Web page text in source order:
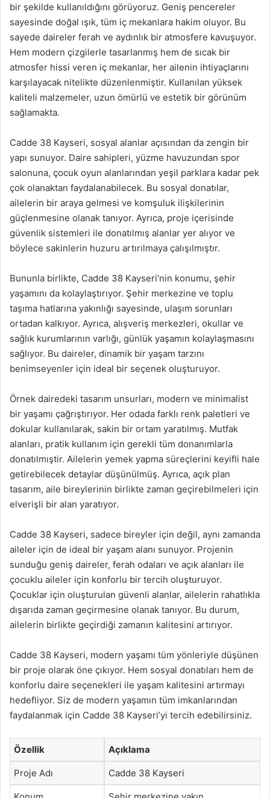
bir şekilde kullanıldığını görüyoruz. Geniş pencereler
sayesinde doğal ışık, tüm iç mekanlara hakim oluyor. Bu
sayede daireler ferah ve aydınlık bir atmosfere kavuşuyor.
Hem modern çizgilerle tasarlanmış hem de sıcak bir
atmosfer hissi veren iç mekanlar, her ailenin ihtiyaçlarını
karşılayacak nitelikte düzenlenmiştir. Kullanılan yüksek
kaliteli malzemeler, uzun ömürlü ve estetik bir görünüm
sağlamakta.
Cadde 38 Kayseri, sosyal alanlar açısından da zengin bir
yapı sunuyor. Daire sahipleri, yüzme havuzundan spor
salonuna, çocuk oyun alanlarından yeşil parklara kadar pek
çok olanaktan faydalanabilecek. Bu sosyal donatılar,
ailelerin bir araya gelmesi ve komşuluk ilişkilerinin
güçlenmesine olanak tanıyor. Ayrıca, proje içerisinde
güvenlik sistemleri ile donatılmış alanlar yer alıyor ve
böylece sakinlerin huzuru artırılmaya çalışılmıştır.
Bununla birlikte, Cadde 38 Kayseri’nin konumu, şehir
yaşamını da kolaylaştırıyor. Şehir merkezine ve toplu
taşıma hatlarına yakınlığı sayesinde, ulaşım sorunları
ortadan kalkıyor. Ayrıca, alışveriş merkezleri, okullar ve
sağlık kurumlarının varlığı, günlük yaşamın kolaylaşmasını
sağlıyor. Bu daireler, dinamik bir yaşam tarzını
benimseyenler için ideal bir seçenek oluşturuyor.
Örnek dairedeki tasarım unsurları, modern ve minimalist
bir yaşamı çağrıştırıyor. Her odada farklı renk paletleri ve
dokular kullanılarak, sakin bir ortam yaratılmış. Mutfak
alanları, pratik kullanım için gerekli tüm donanımlarla
donatılmıştir. Ailelerin yemek yapma süreçlerini keyifli hale
getirebilecek detaylar düşünülmüş. Ayrıca, açık plan
tasarım, aile bireylerinin birlikte zaman geçirebilmeleri için
elverişli bir alan yaratıyor.
Cadde 38 Kayseri, sadece bireyler için değil, aynı zamanda
aileler için de ideal bir yaşam alanı sunuyor. Projenin
sunduğu geniş daireler, ferah odaları ve açık alanları ile
çocuklu aileler için konforlu bir tercih oluşturuyor.
Çocuklar için oluşturulan güvenli alanlar, ailelerin rahatlıkla
dışarıda zaman geçirmesine olanak tanıyor. Bu durum,
ailelerin birlikte geçirdiği zamanın kalitesini artırıyor.
Cadde 38 Kayseri, modern yaşamı tüm yönleriyle düşünen
bir proje olarak öne çıkıyor. Hem sosyal donatıları hem de
konforlu daire seçenekleri ile yaşam kalitesini artırmayı
hedefliyor. Siz de modern yaşamın tüm imkanlarından
faydalanmak için Cadde 38 Kayseri’yi tercih edebilirsiniz.
Özellik Açıklama
Proje Adı Cadde 38 Kayseri